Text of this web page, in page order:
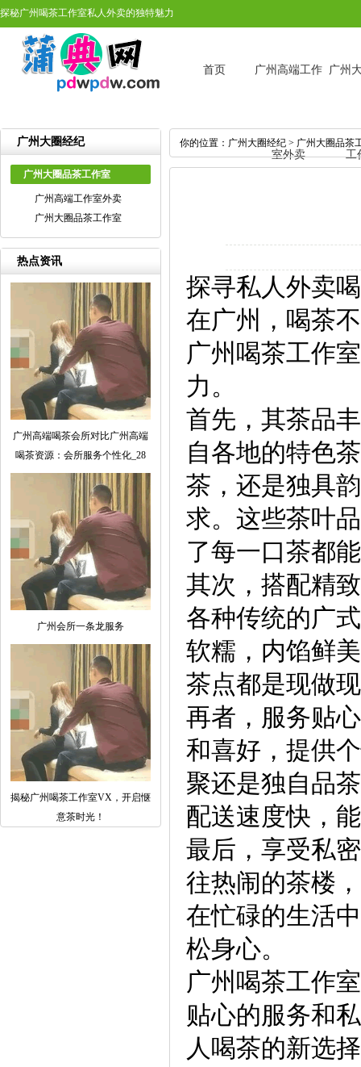
探秘广州喝茶工作室私人外卖的独特魅力
首页 广州高端工作
室外卖
广州
工
广州大圈经纪
广州大圈品茶工作室
广州高端工作室外卖
广州大圈品茶工作室
热点资讯
广州高端喝茶会所对比广州高端
喝茶资源：会所服务个性化_28
广州会所一条龙服务
揭秘广州喝茶工作室VX，开启惬
意茶时光！
你的位置： 广州大圈经纪 > 广州大圈品茶
探寻私人外卖
在广州，喝茶
广州喝茶工作
力。
首先，其茶品
自各地的特色
茶，还是独具
求。这些茶叶
了每一口茶都
其次，搭配精
各种传统的广
软糯，内馅鲜
茶点都是现做
再者，服务贴
和喜好，提供
聚还是独自品
配送速度快，
最后，享受私
往热闹的茶楼
在忙碌的生活
松身心。
广州喝茶工作
贴心的服务和
人喝茶的新选